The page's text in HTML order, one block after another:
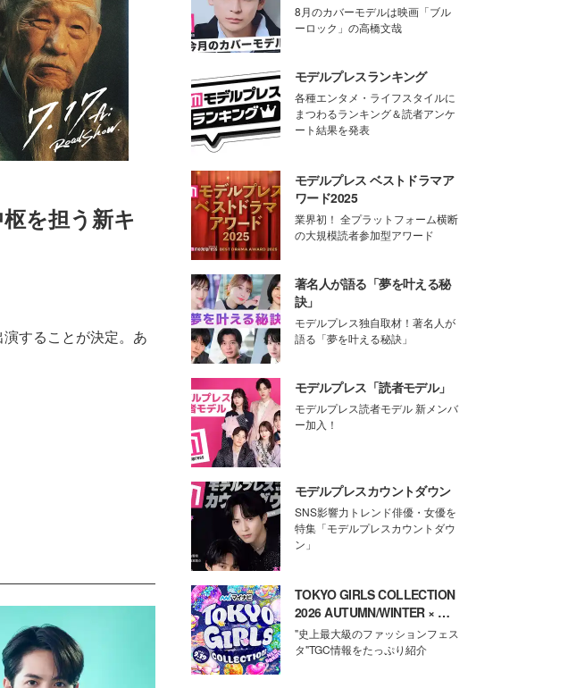
を担う新キ
することが決定。あ
8月のカバーモデルは映画「ブル
ーロック」の高橋文哉
モデルプレスランキング
各種エンタメ・ライフスタイルに
まつわるランキング＆読者アンケ
ート結果を発表
モデルプレス ベストドラマア
ワード2025
業界初！ 全プラットフォーム横断
の大規模読者参加型アワード
著名人が語る「夢を叶える秘
訣」
モデルプレス独自取材！著名人が
語る「夢を叶える秘訣」
モデルプレス「読者モデル」
モデルプレス読者モデル 新メンバ
ー加入！
モデルプレスカウントダウン
SNS影響力トレンド俳優・女優を
特集「モデルプレスカウントダウ
ン」
TOKYO GIRLS COLLECTION
2026 AUTUMN/WINTER × モ
デルプレス
"史上最大級のファッションフェス
タ"TGC情報をたっぷり紹介